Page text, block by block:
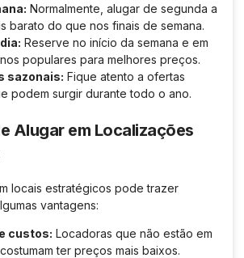
Normalmente, alugar de segunda a
barato do que nos finais de semana.
Reserve no início da semana e em
populares para melhores preços.
sazonais: Fique atento a ofertas
podem surgir durante todo o ano.
Alugar em Localizações
locais estratégicos pode trazer
vantagens:
custos: Locadoras que não estão em
ter preços mais baixos.